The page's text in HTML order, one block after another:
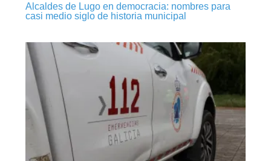
Alcaldes de Lugo en democracia: nombres para
casi medio siglo de historia municipal